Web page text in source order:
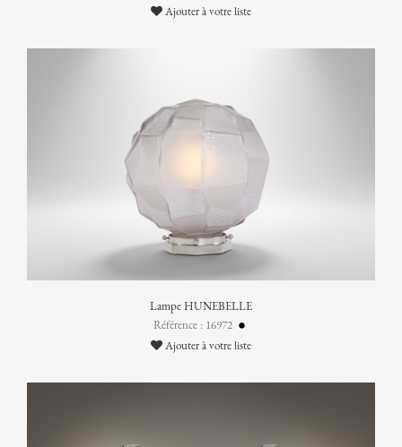
Ajouter à votre liste
Lampe HUNEBELLE
Référence : 16972
Ajouter à votre liste